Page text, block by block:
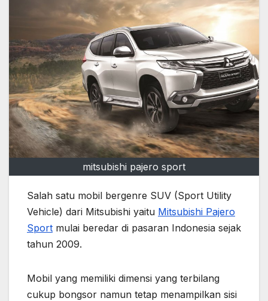
mitsubishi pajero sport
Salah satu mobil bergenre SUV (Sport Utility
Vehicle) dari Mitsubishi yaitu Mitsubishi Pajero
Sport mulai beredar di pasaran Indonesia sejak
tahun 2009.
Mobil yang memiliki dimensi yang terbilang
cukup bongsor namun tetap menampilkan sisi